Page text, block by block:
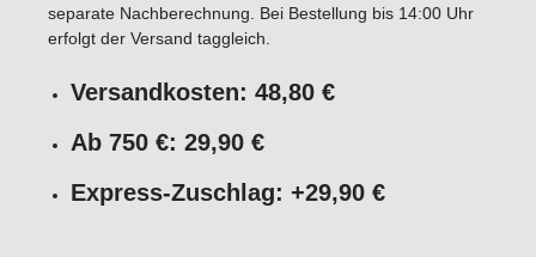
separate Nachberechnung. Bei Bestellung bis 14:00 Uhr
erfolgt der Versand taggleich.
Versandkosten: 48,80 €
Ab 750 €: 29,90 €
Express-Zuschlag: +29,90 €